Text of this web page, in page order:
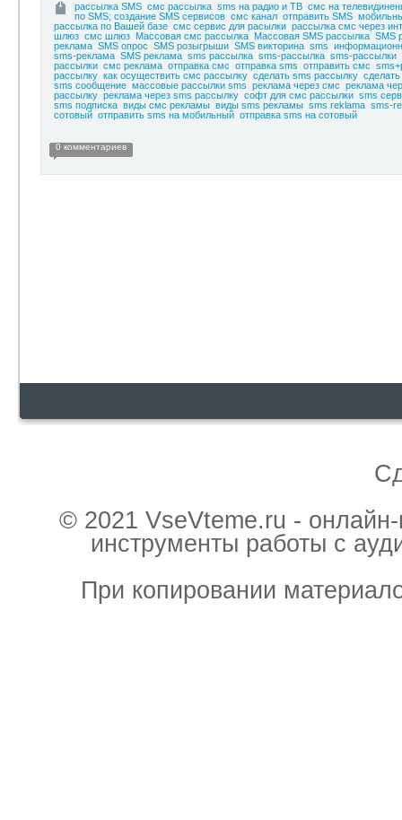
рассылка SMS смс рассылка sms на радио и ТВ смс на
по SMS; создание SMS сервисов смс канал отправить SMS
рассылка по Вашей базе смс сервис для расылки рассылка смс через
шлюз смс шлюз Массовая смс рассылка Массовая SMS рассылка SMS
реклама SMS опрос SMS розыгрыши SMS викторина sms
sms-реклама SMS реклама sms рассылка sms-рассылка sms-рассылки
рассылки смс реклама отправка смс отправка sms отправить смс
рассылку как осуществить смс рассылку сделать sms рассылку
sms сообщение массовые рассылки sms реклама через смс реклама
рассылку реклама через sms рассылку софт для смс рассылки sms
sms подписка виды смс рекламы виды sms рекламы sms reklama sms-
сотовый отправить sms на мобильный отправка sms на сотовый
0 комментариев
© 2021 VseVteme.ru -
инструменты работы с
При копировании